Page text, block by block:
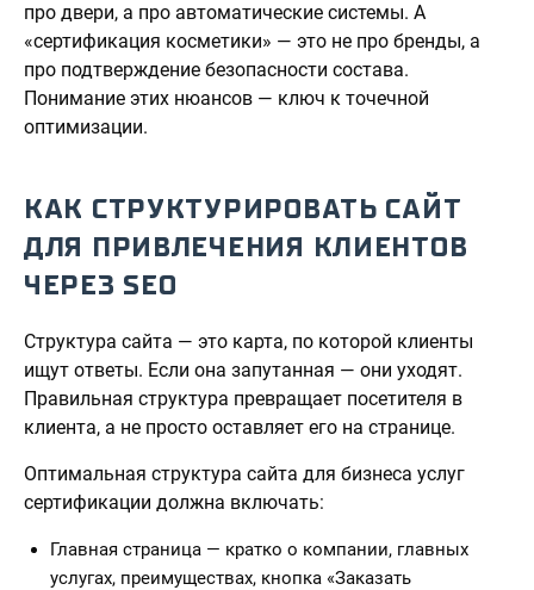
про двери, а про автоматические системы. А
«сертификация косметики» — это не про бренды, а
про подтверждение безопасности состава.
Понимание этих нюансов — ключ к точечной
оптимизации.
КАК СТРУКТУРИРОВАТЬ САЙТ
ДЛЯ ПРИВЛЕЧЕНИЯ КЛИЕНТОВ
ЧЕРЕЗ SEO
Структура сайта — это карта, по которой клиенты
ищут ответы. Если она запутанная — они уходят.
Правильная структура превращает посетителя в
клиента, а не просто оставляет его на странице.
Оптимальная структура сайта для бизнеса услуг
сертификации должна включать:
Главная страница — кратко о компании, главных
услугах, преимуществах, кнопка «Заказать